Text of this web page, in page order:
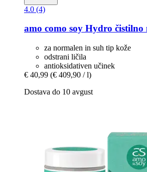
4.0 (4)
amo como soy Hydro čistilno
za normalen in suh tip kože
odstrani ličila
antioksidativen učinek
€ 40,99 (€ 409,90 / l)
Dostava do 10 avgust